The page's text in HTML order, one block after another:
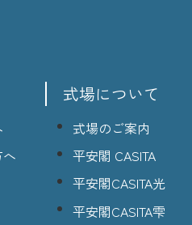
式場について
式場のご案内
平安閣 CASITA
平安閣CASITA光
平安閣CASITA雫